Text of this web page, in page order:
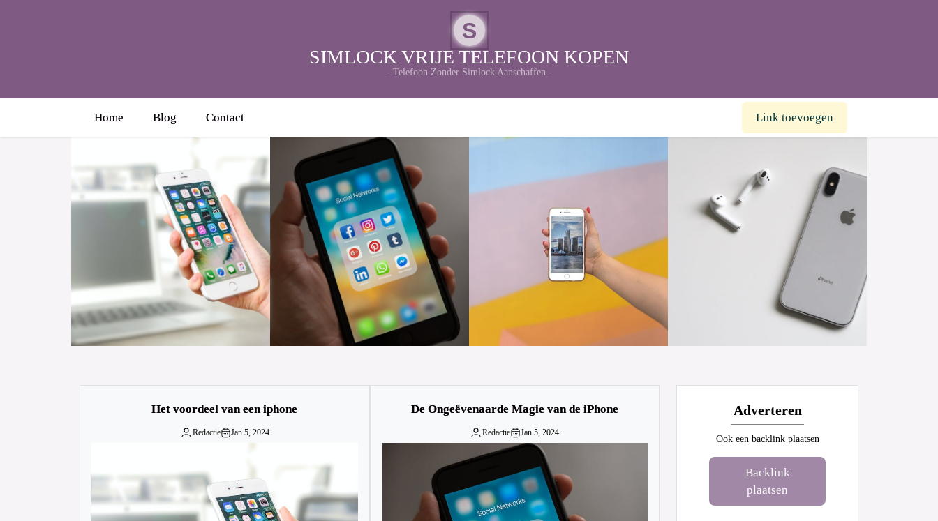
S
SIMLOCK VRIJE TELEFOON KOPEN
- Telefoon Zonder Simlock Aanschaffen -
Home Blog Contact Link toevoegen
Het voordeel van een iphone
De Ongeëvenaarde Magie
van de iPhone
De Iphone: Een
onontbeerlijke gadget in
onze moderne wereld
De Kracht van de iPhone
Het voordeel van een iphone
Redactie Jan 5, 2024
De Ongeëvenaarde Magie van de iPhone
Redactie Jan 5, 2024
Adverteren
Ook een backlink plaatsen
Backlink
plaatsen